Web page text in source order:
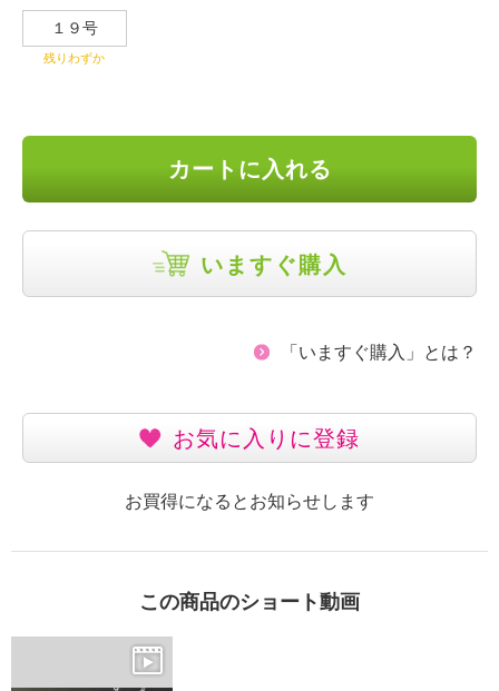
１９号
残りわずか
カートに入れる
いますぐ購入
「いますぐ購入」とは？
お気に入りに登録
お買得になるとお知らせします
この商品のショート動画